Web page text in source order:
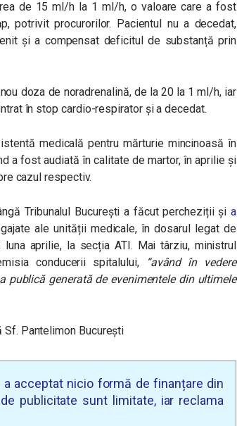
de 15 ml/h la 1 ml/h, o valoare care a fost
potrivit procurorilor. Pacientul nu a decedat,
și a compensat deficitul de substanță prin
doza de noradrenalină, de la 20 la 1 ml/h, iar
în stop cardio-respirator și a decedat.
medicală pentru mărturie mincinoasă în
a fost audiată în calitate de martor, în aprilie și
cazul respectiv.
Tribunalul București a făcut percheziții șia
ale unității medicale, în dosarul legat de
aprilie, la secția ATI. Mai târziu, ministrul
conducerii spitalului,
“având în vedere
publică generată de evenimentele din ultimele
Pantelimon București
acceptat nicio formă de finanțare din
publicitate sunt limitate, iar reclama